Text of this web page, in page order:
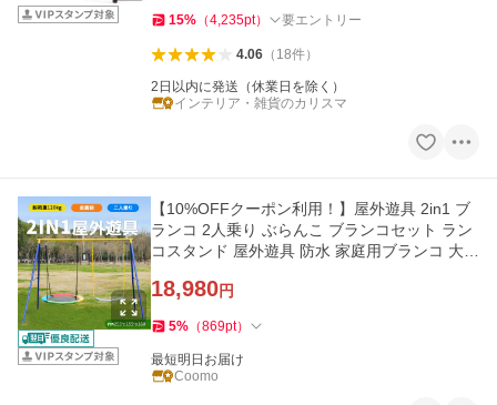
15% （4,235pt） 要エントリー
4.06（ 18件）
2日以内に発送（休業日を除く）
インテリア・雑貨のカリスマ
【10%OFFクーポン利用！】屋外遊具 2in1 ブ
ランコ 2人乗り ぶらんこ ブランコセット ラン
コスタンド 屋外遊具 防水 家庭用ブランコ 大型
18,980円
5% （869pt）
最短明日お届け
Coomo